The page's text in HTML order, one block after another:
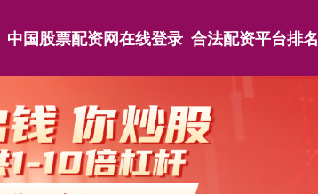
中国股票配资网在线登录 合法配资平台排名